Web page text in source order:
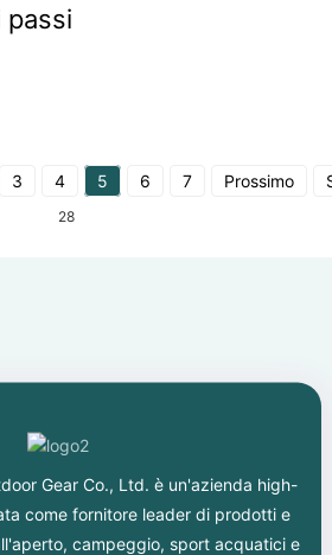
passi
3 4 5 6 7 Prossimo
28
Gear Co., Ltd. è un'azienda high-
come fornitore leader di prodotti e
campeggio, sport acquatici e